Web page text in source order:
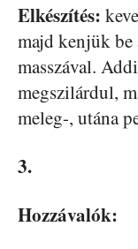
Elkészítés:
majd kenjük be
masszával.
megszilárdul,
meleg-, utána
3.
Hozzávalók: